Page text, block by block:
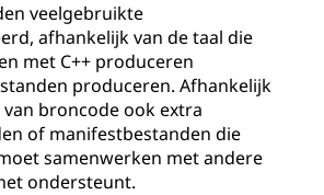
veelgebruikte
afhankelijk van de taal die
met C++ produceren
produceren. Afhankelijk
broncode ook extra
of manifestbestanden die
samenwerken met andere
ondersteunt.